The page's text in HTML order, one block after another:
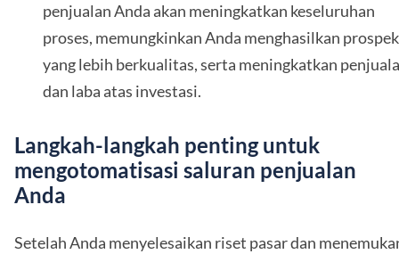
penjualan Anda akan meningkatkan keseluruhan
proses, memungkinkan Anda menghasilkan prospek
yang lebih berkualitas, serta meningkatkan
dan laba atas investasi.
Langkah-langkah penting untuk
mengotomatisasi saluran penjualan
Anda
Setelah Anda menyelesaikan riset pasar dan